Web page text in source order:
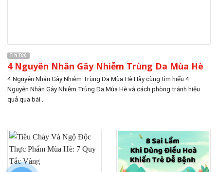
TIN TỨC
4 Nguyên Nhân Gây Nhiễm Trùng Da Mùa Hè
4 Nguyên Nhân Gây Nhiễm Trùng Da Mùa Hè Hãy cùng tìm hiểu 4
Nguyên Nhân Gây Nhiễm Trùng Da Mùa Hè và cách phòng tránh hiệu
quả qua bài...